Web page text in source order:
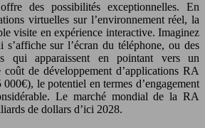
des possibilités exceptionnelles. En
virtuelles sur l’environnement réel, la
visite en expérience interactive. Imaginez
sur l’écran du téléphone, ou des
qui apparaissent en pointant vers un
de développement d’applications RA
le potentiel en termes d’engagement
Le marché mondial de la RA
de dollars d’ici 2028.